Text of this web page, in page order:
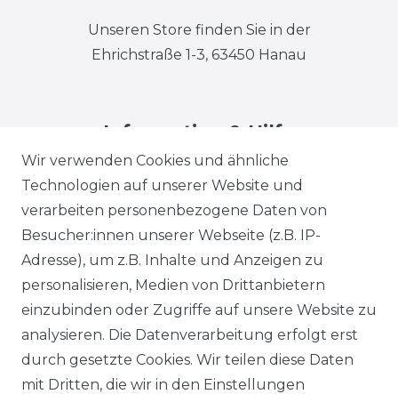
Wir verwenden Cookies und ähnliche
Technologien auf unserer Website und
verarbeiten personenbezogene Daten von
Besucher:innen unserer Webseite (z.B. IP-
Adresse), um z.B. Inhalte und Anzeigen zu
personalisieren, Medien von Drittanbietern
einzubinden oder Zugriffe auf unsere Website zu
analysieren. Die Datenverarbeitung erfolgt erst
durch gesetzte Cookies. Wir teilen diese Daten
mit Dritten, die wir in den Einstellungen
Unseren Store finden Sie in der
Ehrichstraße 1-3, 63450 Hanau
Information & Hilfe
Impressum Daten­schutz­erklärung
AGB Barrierefreiheitserklärung